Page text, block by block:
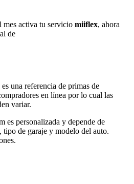
mes activa tu servicio miiflex, ahora
de
una referencia de primas de
en línea por lo cual las
variar.
es personalizada y depende de
tipo de garaje y modelo del auto.